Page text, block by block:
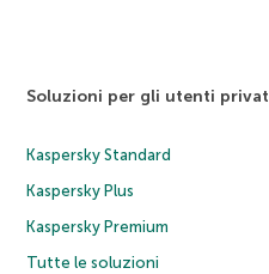
Soluzioni per gli utenti
Kaspersky Standard
Kaspersky Plus
Kaspersky Premium
Tutte le soluzioni